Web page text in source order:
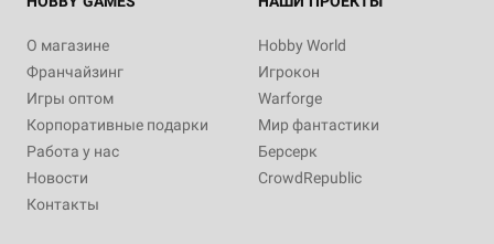
О магазине
Франчайзинг
Игры оптом
Корпоративные подарки
Работа у нас
Новости
Контакты
Hobby World
Игрокон
Warforge
Мир фантастики
Берсерк
CrowdRepublic